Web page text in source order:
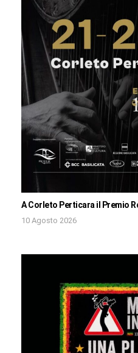
A Corleto Perticara il Premio
10 Agosto 2026